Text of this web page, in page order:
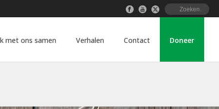
met ons samen Verhalen Contact Doneer